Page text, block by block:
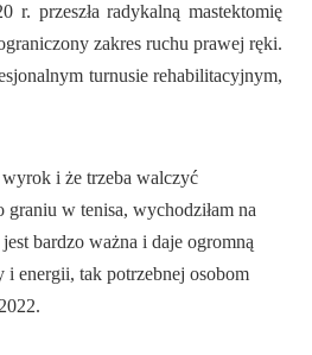
przeszła radykalną mastektomię
zakres ruchu prawej ręki.
turnusie rehabilitacyjnym,
wyrok i że trzeba walczyć
w tenisa, wychodziłam na
bardzo ważna i daje ogromną
i energii, tak potrzebnej osobom